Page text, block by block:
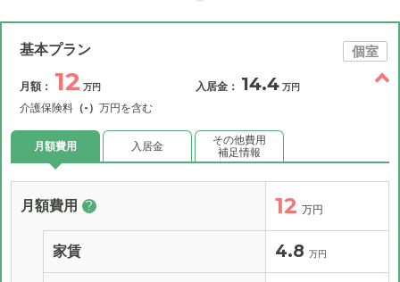
基本プラン 個室
月額： 12 万円
介護保険料 （-） 万円を含む
入居金： 14.4 万円
月額費用 入居金
その他費用
補足情報
月額費用 ? 12 万円
家賃 4.8 万円